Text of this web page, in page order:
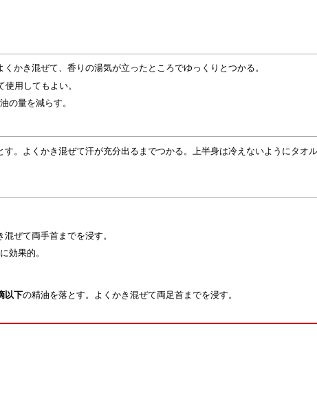
かき混ぜて、香りの湯気が立ったところでゆっくりとつかる。
用してもよい。
の量を減らす。
す。よくかき混ぜて汗が充分出るまでつかる。上半身は冷えないようにタオ
ぜて両手首までを浸す。
効果的。
以下の精油を落とす。よくかき混ぜて両足首までを浸す。